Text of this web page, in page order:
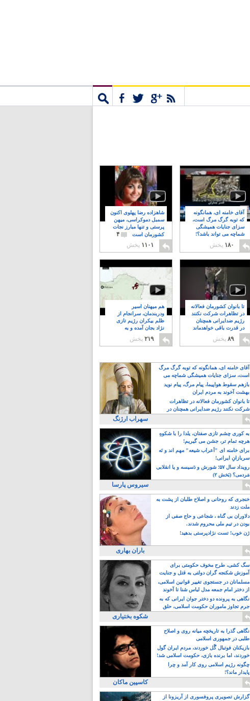
شاهزاده رضا پهلوی اکنون
سمبل دموکراسی، میهن
پرستی و تنها مبارز نجات
کشورمان است
۴
۱۱۰۱ پخش
آقای خامنه ای، همانگونه
که توبه گرگ مرگ است،
سزای جنایات همیشگی
شماچه می تواند باشد؟!
۸
۱۸۰ پخش
هم میهنان اسیر
ودربندمان، سرانجام از
ظلم بیکران رژیم تازی
نژاد بجان آمده و به
۲۱۹ پخش
تا بانوان کشورمان فعالانه
در تظاهرات شرکت نکنند
رژیم ضدایرانی همچنان
در قدرت باقی خواهدماند
۸
۸۹ پخش
آقای خامنه ای، همانگونه که توبه گرگ مرگ
است، سزای جنایات همیشگی شماچه می
تواند باشد؟!
بازهم سقوط هواپیما، پیام مرگ، پیام نوید
بهشت آخوند به مردم ایران
تا بانوان کشورمان فعالانه در تظاهرات
شرکت نکنند رژیم ضدایرانی همچنان در
قدرت باقی خواهدماند
سهراب ارژنگ
به کوری چشم تازی صفتان، یلدا را با شکوهِ
هرچه تمام تر، جشن می گیریم!
برای خامنه ای "اَعراب شیعه" مهم اند و نَه
سربازانِ ایرانی!
رویداد سال ۵۷؛ شورش و دَسیسه و یا انقلابی
مَردمی؟ (بَخش ۲)
سیروس پارسا
خنجری که روحانی و اصلاح طلبان از پشت به
ملت زدند
دلاوران بی گناه ، شجاعی و حاج صفی از
بودن در تیم ملی محروم شدند.
ژن خوب! تست نژادپرستی بدهید!
باران بهاری
سگ کشی، طرح مخوف حکومتی برای
آموزش شکنجه گران دولتی به قتل و جنایت
بیشتر
مسلمانان در جستجوی تغییر قوانین اسلامی،
از دختر امام جمعه مدل لباس شنا تا آخوند
مسلمان همجنسگرا!
نگاهی به پرونده دو دختر جوان ایرانی که به
جرم تجاوز ماموران حکومت اسلامی، حلق
آویز شدند!
شکوه بختیاری
نگاهی گذرا به تاریخچه میانه روی و اصلاح
طلبی در جمهوری اسلامی
بازیکنان فوتبال گًل خوردند، مردم ایران گول
خوردند، اما برنده بازی، حکومت اسلامی شد!
چگونه رژیم اسلامی روی کار آمد و چرا
پایدار ماند؟!
کاسپین ماکان
گزارش تصویری پروفسوری از آریزونا از